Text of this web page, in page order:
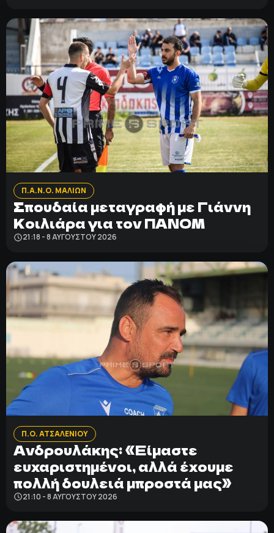
Π.Α.Ν.Ο. ΜΑΛΙΩΝ
Σπουδαία μεταγραφή με Γιάννη
Κοιλιάρα για τον ΠΑΝΟΜ
21:18 - 8 ΑΥΓΟΎΣΤΟΥ 2026
Π.Ο. ΑΤΣΑΛΕΝΙΟΥ
Ανδρουλάκης: «Είμαστε
ευχαριστημένοι, αλλά έχουμε
πολλή δουλειά μπροστά μας»
21:10 - 8 ΑΥΓΟΎΣΤΟΥ 2026